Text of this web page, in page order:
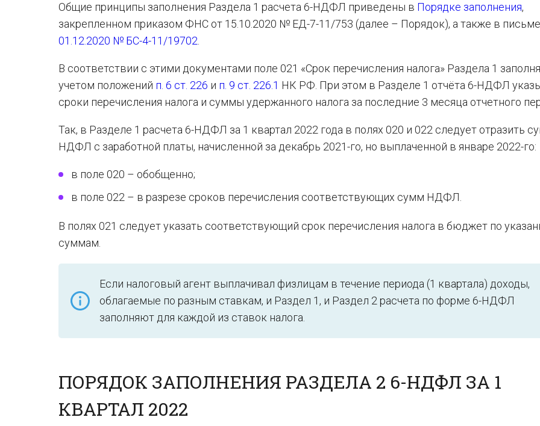
Общие принципы заполнения Раздела 1 расчета 6-НДФЛ приведены в Порядке заполнения,
закрепленном приказом ФНС от 15.10.2020 № ЕД-7-11/753 (далее – Порядок), а также в
01.12.2020 № БС-4-11/19702
В соответствии с этими документами поле 021 «Срок перечисления налога» Раздела 1
учетом положений п. 6 ст. 226 и п. 9 ст. 226.1 НК РФ. При этом в Разделе 1 отчёта 6-НДФЛ
сроки перечисления налога и суммы удержанного налога за последние 3 месяца отчетного
Так, в Разделе 1 расчета 6-НДФЛ за 1 квартал 2022 года в полях 020 и 022 следует отразить
НДФЛ с заработной платы, начисленной за декабрь 2021-го, но выплаченной в январе 2022-го:
в поле 020 – обобщенно;
в поле 022 – в разрезе сроков перечисления соответствующих сумм НДФЛ.
В полях 021 следует указать соответствующий срок перечисления налога в бюджет по
суммам.
Если налоговый агент выплачивал физлицам в течение периода (1 квартала) доходы,
облагаемые по разным ставкам, и Раздел 1, и Раздел 2 расчета по форме 6-НДФЛ
заполняют для каждой из ставок налога.
ПОРЯДОК ЗАПОЛНЕНИЯ РАЗДЕЛА 2 6-НДФЛ ЗА 1
КВАРТАЛ 2022